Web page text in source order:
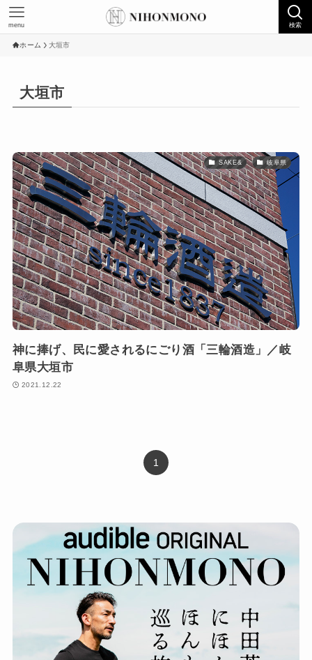
検索
menu
ホーム 大垣市
大垣市
SAKE& 岐阜県
神に捧げ、民に愛されるにごり酒「三輪酒造」／岐
阜県大垣市
2021.12.22
1